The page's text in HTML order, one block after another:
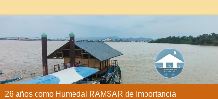
26 años como Humedal RAMSAR de Importancia